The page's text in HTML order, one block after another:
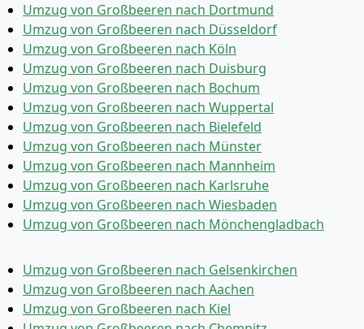
Umzug von Großbeeren nach Dortmund
Umzug von Großbeeren nach Düsseldorf
Umzug von Großbeeren nach Köln
Umzug von Großbeeren nach Duisburg
Umzug von Großbeeren nach Bochum
Umzug von Großbeeren nach Wuppertal
Umzug von Großbeeren nach Bielefeld
Umzug von Großbeeren nach Münster
Umzug von Großbeeren nach Mannheim
Umzug von Großbeeren nach Karlsruhe
Umzug von Großbeeren nach Wiesbaden
Umzug von Großbeeren nach Mönchen­gladbach
Umzug von Großbeeren nach Gelsenkirchen
Umzug von Großbeeren nach Aachen
Umzug von Großbeeren nach Kiel